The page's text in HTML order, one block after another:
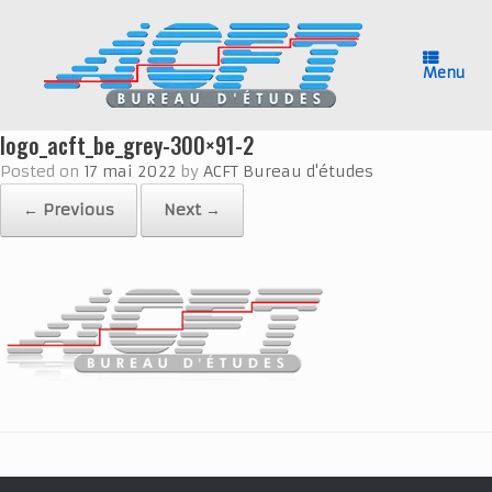
Menu
logo_acft_be_grey-300×91-2
Posted on 17 mai 2022 by ACFT Bureau d'études
← Previous
Next →